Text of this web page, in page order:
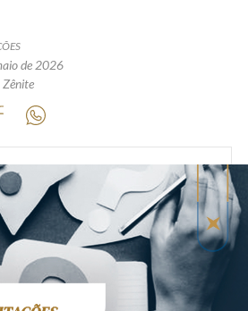
Site da Zênite
Contato
de Privacidade
dos Titulares de Dados
(contato)
e serviços
de 2026
Zênite